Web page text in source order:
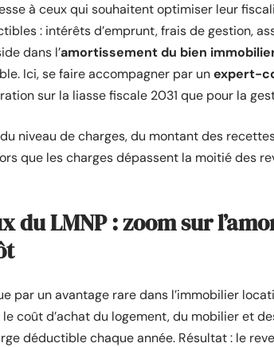
à ceux qui souhaitent optimiser leur
: intérêts d’emprunt, frais de gestion,
dans l’amortissement du bien
Ici, se faire accompagner par unexpert-
sur la liasse fiscale 2031 que pour la
niveau de charges, du montant des
que les charges dépassent la moitié des
du LMNP : zoom sur
par un avantage rare dans l’immobilier
coût d’achat du logement, du mobilier et
déductible chaque année. Résultat : le